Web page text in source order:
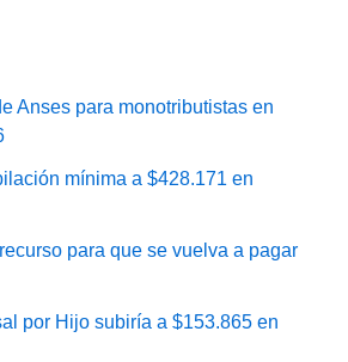
Anses para monotributistas en
mínima a $428.171 en
para que se vuelva a pagar
por Hijo subiría a $153.865 en